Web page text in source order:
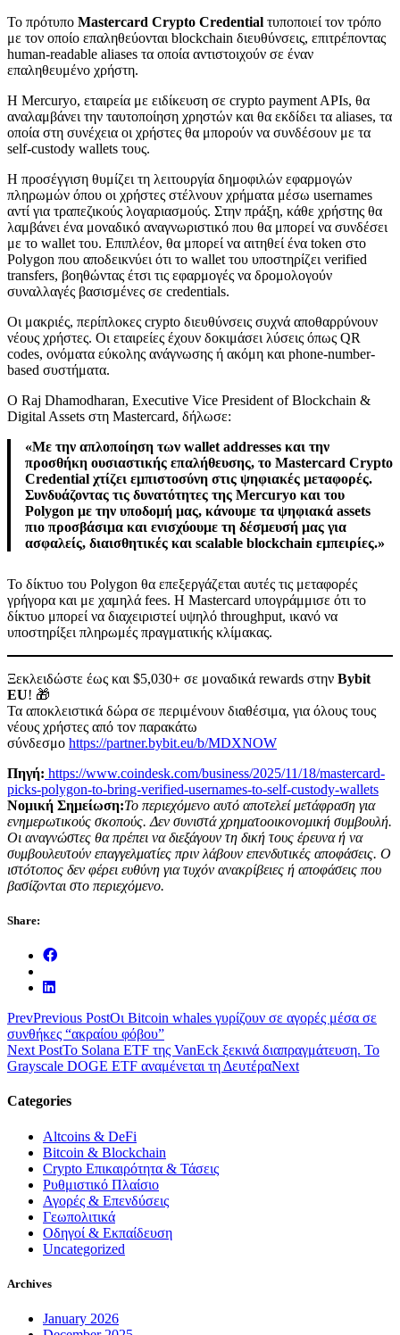
Το πρότυπο Mastercard Crypto Credential τυποποιεί τον τρόπο
με τον οποίο επαληθεύονται blockchain διευθύνσεις, επιτρέποντας
human-readable aliases τα οποία αντιστοιχούν σε έναν
επαληθευμένο χρήστη.
Η Mercuryo, εταιρεία με ειδίκευση σε crypto payment APIs, θα
αναλαμβάνει την ταυτοποίηση χρηστών και θα εκδίδει τα aliases, τα
οποία στη συνέχεια οι χρήστες θα μπορούν να συνδέσουν με τα
self-custody wallets τους.
Η προσέγγιση θυμίζει τη λειτουργία δημοφιλών εφαρμογών
πληρωμών όπου οι χρήστες στέλνουν χρήματα μέσω usernames
αντί για τραπεζικούς λογαριασμούς. Στην πράξη, κάθε χρήστης θα
λαμβάνει ένα μοναδικό αναγνωριστικό που θα μπορεί να συνδέσει
με το wallet του. Επιπλέον, θα μπορεί να αιτηθεί ένα token στο
Polygon που αποδεικνύει ότι το wallet του υποστηρίζει verified
transfers, βοηθώντας έτσι τις εφαρμογές να δρομολογούν
συναλλαγές βασισμένες σε credentials.
Οι μακριές, περίπλοκες crypto διευθύνσεις συχνά αποθαρρύνουν
νέους χρήστες. Οι εταιρείες έχουν δοκιμάσει λύσεις όπως QR
codes, ονόματα εύκολης ανάγνωσης ή ακόμη και phone-number-
based συστήματα.
Ο Raj Dhamodharan, Executive Vice President of Blockchain &
Digital Assets στη Mastercard, δήλωσε:
«Με την απλοποίηση των wallet addresses και την
προσθήκη ουσιαστικής επαλήθευσης, το Mastercard Crypto
Credential χτίζει εμπιστοσύνη στις ψηφιακές μεταφορές.
Συνδυάζοντας τις δυνατότητες της Mercuryo και του
Polygon με την υποδομή μας, κάνουμε τα ψηφιακά assets
πιο προσβάσιμα και ενισχύουμε τη δέσμευσή μας για
ασφαλείς, διαισθητικές και scalable blockchain εμπειρίες.»
Το δίκτυο του Polygon θα επεξεργάζεται αυτές τις μεταφορές
γρήγορα και με χαμηλά fees. Η Mastercard υπογράμμισε ότι το
δίκτυο μπορεί να διαχειριστεί υψηλό throughput, ικανό να
υποστηρίξει πληρωμές πραγματικής κλίμακας.
Ξεκλειδώστε έως και $5,030+ σε μοναδικά rewards στην Bybit
EU! 🎁
Τα αποκλειστικά δώρα σε περιμένουν διαθέσιμα, για όλους τους
νέους χρήστες από τον παρακάτω
σύνδεσμο https://partner.bybit.eu/b/MDXNOW
Πηγή: https://www.coindesk.com/business/2025/11/18/mastercard-
picks-polygon-to-bring-verified-usernames-to-self-custody-wallets
Νομική Σημείωση:Το περιεχόμενο αυτό αποτελεί μετάφραση για
ενημερωτικούς σκοπούς. Δεν συνιστά χρηματοοικονομική συμβουλή.
Οι αναγνώστες θα πρέπει να διεξάγουν τη δική τους έρευνα ή να
συμβουλευτούν επαγγελματίες πριν λάβουν επενδυτικές αποφάσεις. Ο
ιστότοπος δεν φέρει ευθύνη για τυχόν ανακρίβειες ή αποφάσεις που
βασίζονται στο περιεχόμενο.
Share:
PrevPrevious PostΟι Bitcoin whales γυρίζουν σε αγορές μέσα σε
συνθήκες “ακραίου φόβου”
Next PostΤο Solana ETF της VanEck ξεκινά διαπραγμάτευση. Το
Grayscale DOGE ETF αναμένεται τη ΔευτέραNext
Categories
Altcoins & DeFi
Bitcoin & Blockchain
Crypto Επικαιρότητα & Τάσεις
Ρυθμιστικό Πλαίσιο
Αγορές & Επενδύσεις
Γεωπολιτικά
Οδηγοί & Εκπαίδευση
Uncategorized
Archives
January 2026